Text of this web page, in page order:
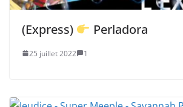
(Express) Perladora
25 juillet 2022 1